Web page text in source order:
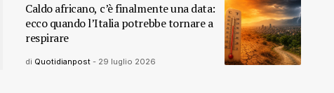
Caldo africano, c’è finalmente una data:
ecco quando l’Italia potrebbe tornare a
respirare
di Quotidianpost - 29 luglio 2026